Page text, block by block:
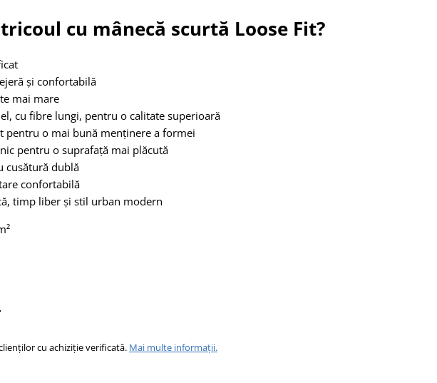
cu mânecă scurtă Loose Fit?
și confortabilă
mai mare
cu fibre lungi, pentru o calitate superioară
pentru o mai bună menținere a formei
pentru o suprafață mai plăcută
cusătură dublă
confortabilă
timp liber și stil urban modern
cu achiziție verificată. Mai multe informații.